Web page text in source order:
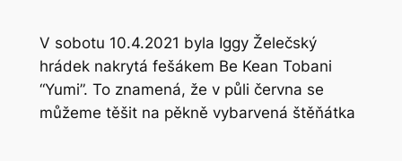
V sobotu 10.4.2021 byla Iggy Želečský
hrádek nakrytá fešákem Be Kean Tobani
“Yumi”. To znamená, že v půli června se
můžeme těšit na pěkně vybarvená štěňátka